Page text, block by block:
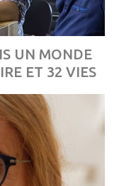
UN MONDE
ET 32 VIES